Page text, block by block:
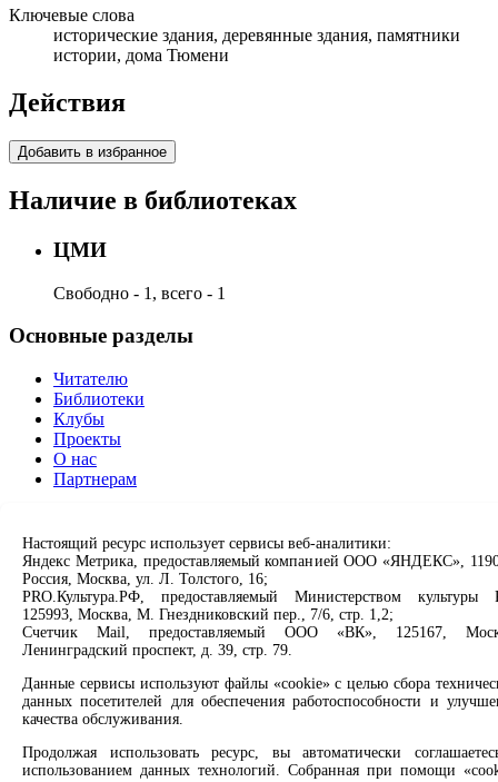
Ключевые слова
исторические здания, деревянные здания, памятники
истории, дома Тюмени
Действия
Добавить в избранное
Наличие в библиотеках
ЦМИ
Свободно - 1, всего - 1
Основные разделы
Читателю
Библиотеки
Клубы
Проекты
О нас
Партнерам
Продлить книгу
Спроси библиотекаря
Спроси краеведа
Оцените качество услуг
Направить обращение директору
Соцсети
Вконтакте
Одноклассники
Max
Настоящий ресурс использует сервисы веб-аналитики:
Яндекс Метрика, предоставляемый компанией ООО «ЯНДЕКС»,
Россия, Москва, ул. Л. Толстого, 16;
PRO.Культура.РФ, предоставляемый Министерством культуры
125993, Москва, М. Гнездниковский пер., 7/6, стр. 1,2;
Счетчик Mail, предоставляемый ООО «ВК», 125167,
Ленинградский проспект, д. 39, стр. 79.
Данные сервисы используют файлы «cookie» с целью сбора
данных посетителей для обеспечения работоспособности и
качества обслуживания.
Продолжая использовать ресурс, вы автоматически
использованием данных технологий. Собранная при помощи